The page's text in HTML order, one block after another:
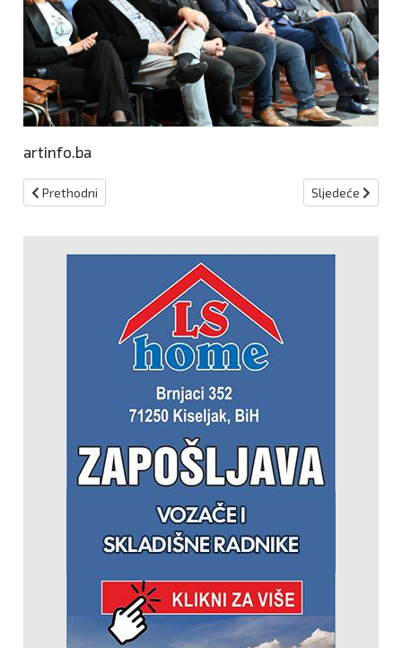
artinfo.ba
Prethodni članak: Austrija pobijedila u finalu Eurosonga
Prethodni Sljedeći članak:
Sljedeće